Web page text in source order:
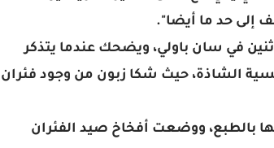
إلى حد ما أيضا".
في سان باولي، ويضحك عندما يتذكر
الشاذة، حيث شكا زبون من وجود فئران
بالطبع، ووضعت أفخاخ صيد الفئران